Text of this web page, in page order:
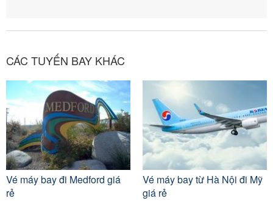
CÁC TUYẾN BAY KHÁC
Vé máy bay đi Medford giá
rẻ
Vé máy bay từ Hà Nội đi Mỹ
giá rẻ